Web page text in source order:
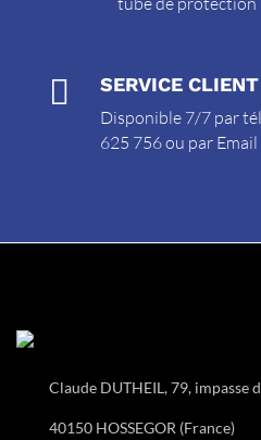
 SERVICE CLIENT
Disponible 7/7 par
625 756 ou par Email
Claude DUTHEIL, 79, impasse
40150 HOSSEGOR (France)